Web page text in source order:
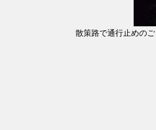
散策路で通行止めの